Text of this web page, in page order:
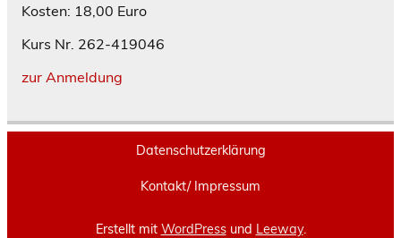
Kosten: 18,00 Euro
Kurs Nr. 262-419046
zur Anmeldung
Datenschutzerklärung
Kontakt/ Impressum
Erstellt mit WordPressund Leeway.